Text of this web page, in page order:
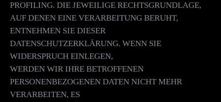
PROFILING. DIE JEWEILIGE RECHTSGRUNDLAGE,
AUF DENEN EINE VERARBEITUNG BERUHT,
ENTNEHMEN SIE DIESER
DATENSCHUTZERKLÄRUNG. WENN SIE
WIDERSPRUCH EINLEGEN,
WERDEN WIR IHRE BETROFFENEN
PERSONENBEZOGENEN DATEN NICHT MEHR
VERARBEITEN, ES